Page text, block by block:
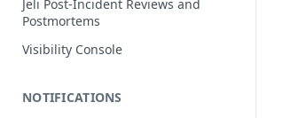
（Reassign）
インシデントの再開（Reopen）
Incident Roles
Jeli Post-Incident Reviews and
Postmortems
Visibility Console
NOTIFICATIONS